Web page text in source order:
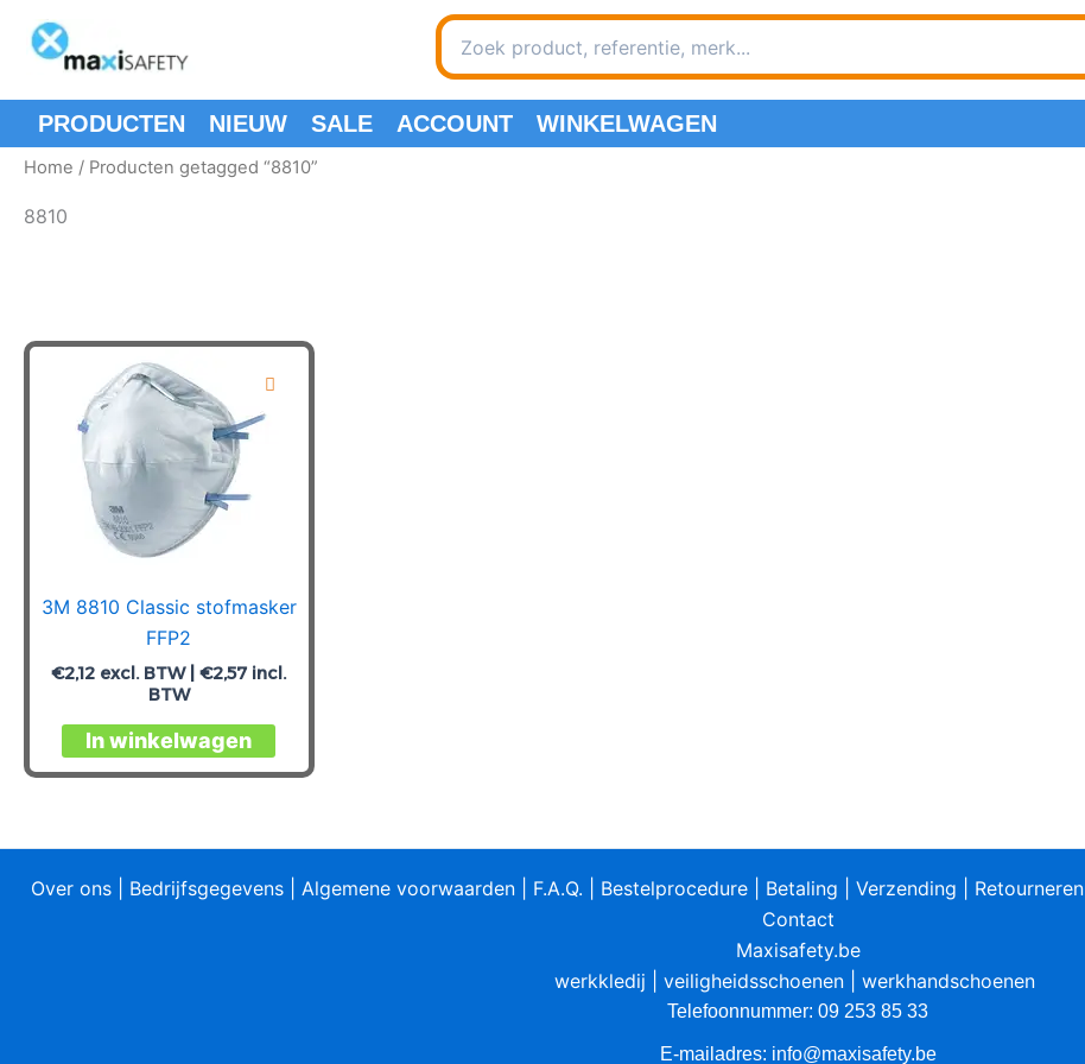
naar
inhoud
Search
for:
PRODUCTEN NIEUW SALE ACCOUNT WINKELWAGEN
Home / Producten getagged “8810”
8810
3M 8810 Classic stofmasker
FFP2
€2,12 excl. BTW |€2,57 incl.
BTW
In winkelwagen
Over ons Bedrijfsgegevens Algemene voorwaarden F.A.Q. Bestelprocedure Betaling Verzending Retourneren
Contact
Maxisafety.be
werkkledij
veiligheidsschoenen werkhandschoenen
Telefoonnummer: 09 253 85 33
E-mailadres: info@maxisafety.be